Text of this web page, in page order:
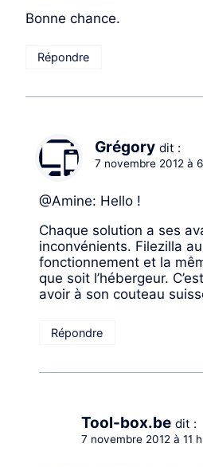
Bonne chance.
Répondre
Grégory dit :
7 novembre 2012 à
@Amine: Hello !
Chaque solution a ses
inconvénients. Filezilla
fonctionnement et la
que soit l’hébergeur.
avoir à son couteau
Répondre
Tool-box.be dit :
7 novembre 2012 à 11